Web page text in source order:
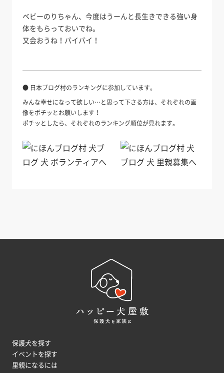
ベビーのりちゃん、今度はうーんと長生きできる強い身
体をもらっておいでね。
又会おうね！バイバイ！
● 日本ブログ村のランキングに参加しています。
みんな幸せになって欲しい…と思って下さる方は、それぞれの画
像をポチッとお願いします！
ポチッとしたら、それぞれのランキング順位が見れます。
保護犬を探す
イベントを探す
里親になるには